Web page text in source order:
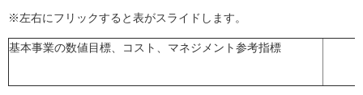
※左右にフリックすると表がスライドします。
基本事業の数値目標、コスト、マネジメント参考指標